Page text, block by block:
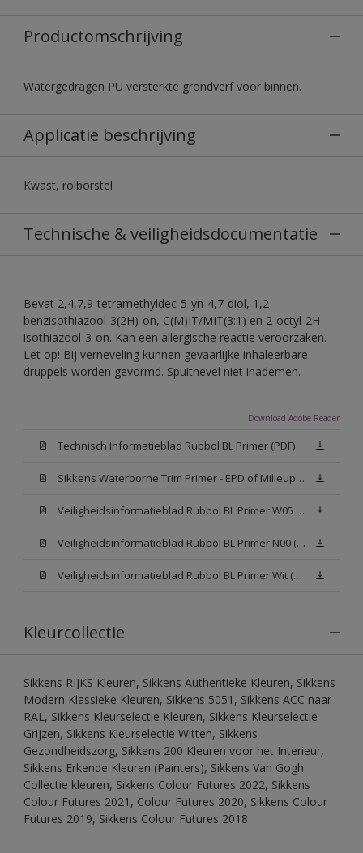
Productomschrijving
Watergedragen PU versterkte grondverf voor binnen.
Applicatie beschrijving
Kwast, rolborstel
Technische & veiligheidsdocumentatie
Bevat 2,4,7,9-tetramethyldec-5-yn-4,7-diol, 1,2-
benzisothiazool-3(2H)-on, C(M)IT/MIT(3:1) en 2-octyl-2H-
isothiazool-3-on. Kan een allergische reactie veroorzaken.
Let op! Bij verneveling kunnen gevaarlijke inhaleerbare
druppels worden gevormd. Spuitnevel niet inademen.
Download Adobe Reader
Technisch Informatieblad Rubbol BL Primer (PDF)
Sikkens Waterborne Trim Primer - EPD of Milieuproductverklaring
Veiligheidsinformatieblad Rubbol BL Primer W05 (MSDS)
Veiligheidsinformatieblad Rubbol BL Primer N00 (MSDS)
Veiligheidsinformatieblad Rubbol BL Primer Wit (MSDS)
Kleurcollectie
Sikkens RIJKS Kleuren, Sikkens Authentieke Kleuren, Sikkens
Modern Klassieke Kleuren, Sikkens 5051, Sikkens ACC naar
RAL, Sikkens Kleurselectie Kleuren, Sikkens Kleurselectie
Grijzen, Sikkens Kleurselectie Witten, Sikkens
Gezondheidszorg, Sikkens 200 Kleuren voor het Interieur,
Sikkens Erkende Kleuren (Painters), Sikkens Van Gogh
Collectie kleuren, Sikkens Colour Futures 2022, Sikkens
Colour Futures 2021, Colour Futures 2020, Sikkens Colour
Futures 2019, Sikkens Colour Futures 2018